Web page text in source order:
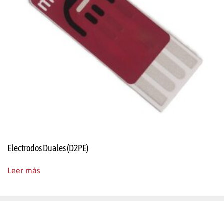
Electrodos Duales (D2PE)
Leer más